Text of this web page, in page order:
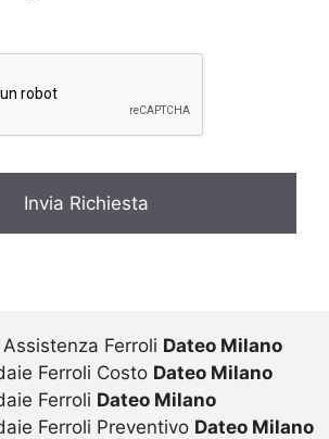
Ferroli Dateo Milano
Ferroli Costo Dateo Milano
Ferroli Dateo Milano
Ferroli Preventivo Dateo Milano